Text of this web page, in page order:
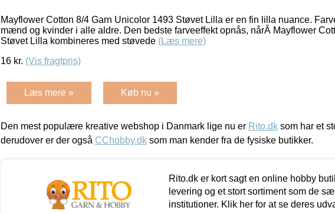
Mayflower Cotton 8/4 Garn Unicolor 1493 Støvet Lilla er en fin lilla nuance.
mænd og kvinder i alle aldre. Den bedste farveeffekt opnås, nårÂ Mayflower
Støvet Lilla kombineres med støvede (Læs mere)
16 kr. (Vis fragtpris)
Læs mere » Køb nu »
Den mest populære kreative webshop i Danmark lige nu er Rito.dk som har et
derudover er der også CChobby.dk som man kender fra de fysiske butikker.
Rito.dk er kort sagt en online hobby
levering og et stort sortiment som de
institutioner. Klik her for at se deres